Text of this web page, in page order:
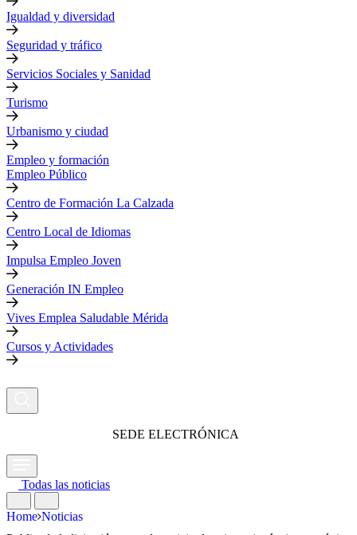
Igualdad y diversidad
Seguridad y tráfico
Servicios Sociales y Sanidad
Turismo
Urbanismo y ciudad
Empleo y formación
Empleo Público
Centro de Formación La Calzada
Centro Local de Idiomas
Impulsa Empleo Joven
Generación IN Empleo
Vives Emplea Saludable Mérida
Cursos y Actividades
SEDE ELECTRÓNICA
Todas las noticias
Home Noticias